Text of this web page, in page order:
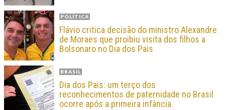
POLÍTICA
Flávio critica decisão do ministro Alexandre
de Moraes que proibiu visita dos filhos a
Bolsonaro no Dia dos Pais
BRASIL
Dia dos Pais: um terço dos
reconhecimentos de paternidade no Brasil
ocorre após a primeira infância